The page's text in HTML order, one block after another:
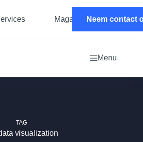
MagazineNeem contact
Menu
TAG
visualization